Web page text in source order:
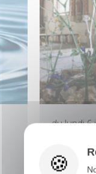
du lundi 6
L'ART